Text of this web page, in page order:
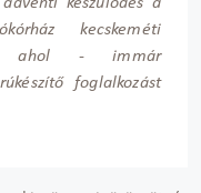
kecskeméti
ahol - immár
ő foglalkozást